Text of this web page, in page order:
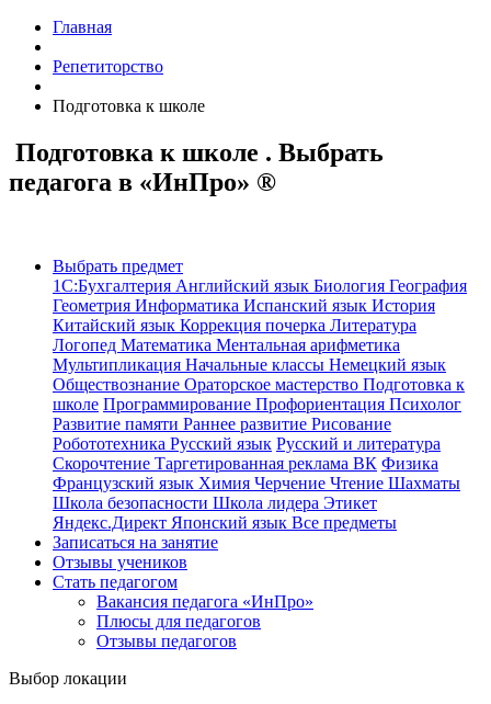
Главная
Репетиторство
Подготовка к школе
Подготовка к школе . Выбрать
педагога в «ИнПро» ®
Выбрать предмет
1С:Бухгалтерия Английский язык Биология География
Геометрия Информатика Испанский язык История
Китайский язык Коррекция почерка Литература
Логопед Математика Ментальная арифметика
Мультипликация Начальные классы Немецкий язык
Обществознание Ораторское мастерство Подготовка к
школе Программирование Профориентация Психолог
Развитие памяти Раннее развитие Рисование
Робототехника Русский язык Русский и литература
Скорочтение Таргетированная реклама ВК Физика
Французский язык Химия Черчение Чтение Шахматы
Школа безопасности Школа лидера Этикет
Яндекс.Директ Японский язык Все предметы
Записаться на занятие
Отзывы учеников
Стать педагогом
Вакансия педагога «ИнПро»
Плюсы для педагогов
Отзывы педагогов
Выбор локации